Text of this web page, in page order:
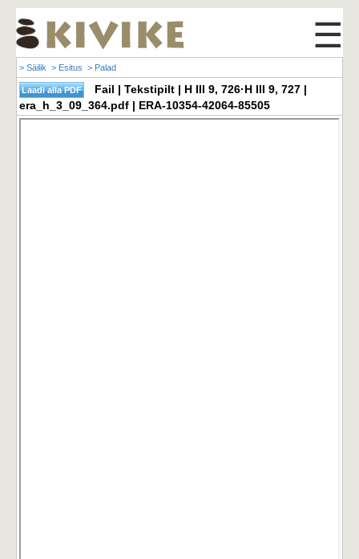
☰
> Säilik > Esitus > Palad
Fail | Tekstipilt | H III 9, 726·H III 9, 727 |
era_h_3_09_364.pdf | ERA-10354-42064-85505